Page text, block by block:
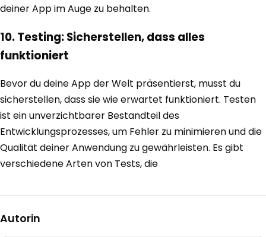
deiner App im Auge zu behalten.
10. Testing: Sicherstellen, dass alles
funktioniert
Bevor du deine App der Welt präsentierst, musst du
sicherstellen, dass sie wie erwartet funktioniert. Testen
ist ein unverzichtbarer Bestandteil des
Entwicklungsprozesses, um Fehler zu minimieren und die
Qualität deiner Anwendung zu gewährleisten. Es gibt
verschiedene Arten von Tests, die
Autorin